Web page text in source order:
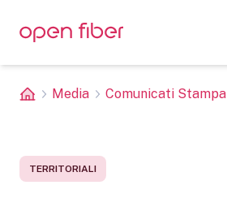
Media Comunicati Stampa
TERRITORIALI